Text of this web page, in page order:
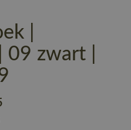
|
09 zwart |